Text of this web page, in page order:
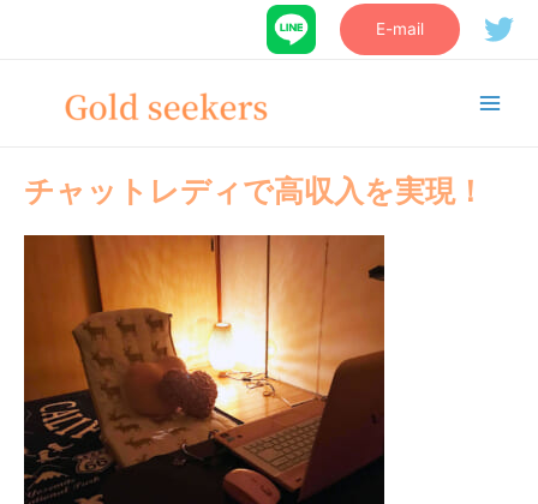
E-mail
チャットレディで高収入を実現！